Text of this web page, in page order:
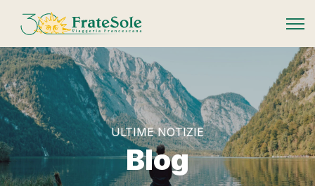
FrateSole Viaggeria Francescana
ULTIME NOTIZIE
Blog